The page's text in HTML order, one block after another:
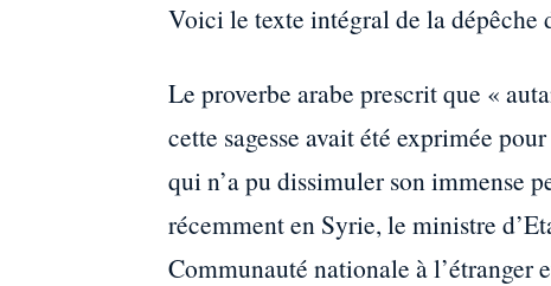
Voici le texte intégral de la dépêche
Le proverbe arabe prescrit que «
cette sagesse avait été exprimée
qui n’a pu dissimuler son immense
récemment en Syrie, le ministre
Communauté nationale à